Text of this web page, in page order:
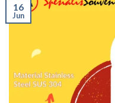
16
Jun